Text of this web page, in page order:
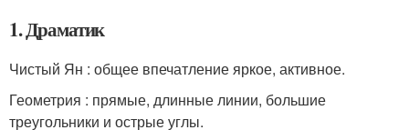
1. Драматик
Чистый Ян : общее впечатление яркое, активное.
Геометрия : прямые, длинные линии, большие
треугольники и острые углы.